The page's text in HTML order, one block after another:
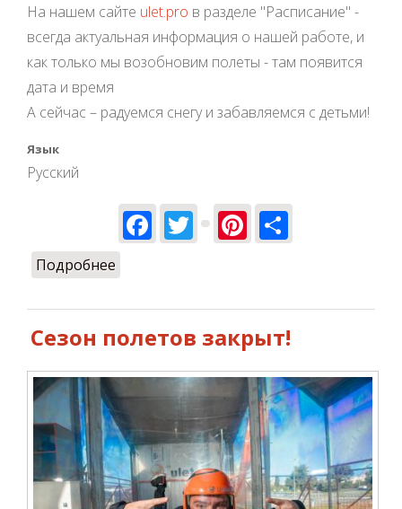
На нашем сайте ulet.pro в разделе "Расписание" -
всегда актуальная информация о нашей работе, и
как только мы возобновим полеты - там появится
дата и время
А сейчас – радуемся снегу и забавляемся с детьми!
Язык
Русский
Facebook
TwitterPinterest
Подробнее
Сезон полетов закрыт!